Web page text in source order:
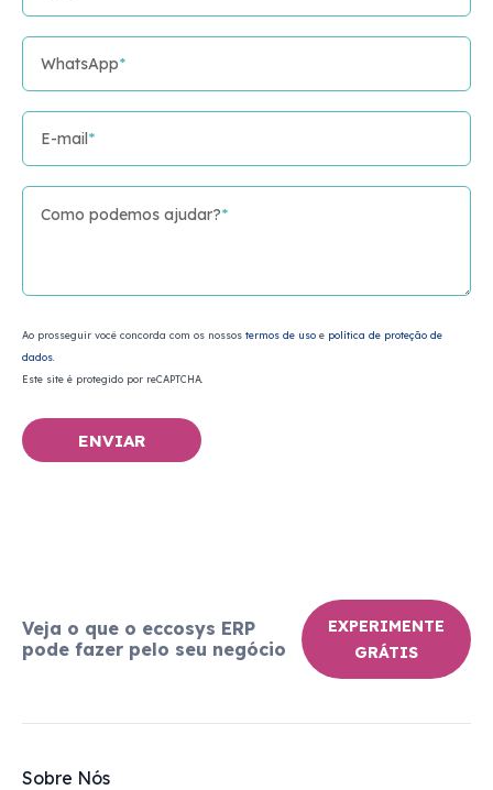
WhatsApp*
E-mail*
Como podemos ajudar?*
Ao prosseguir você concorda com os nossos termos de uso e política de proteção de
dados.
Este site é protegido por reCAPTCHA.
ENVIAR
Veja o que o eccosys ERP
pode fazer pelo seu negócio
EXPERIMENTE
GRÁTIS
Sobre Nós